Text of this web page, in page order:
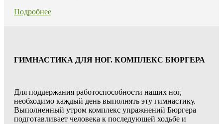
Подробнее
ГИМНАСТИКА ДЛЯ НОГ. КОМПЛЕКС БЮРГЕРА
Для поддержания работоспособности наших ног,
необходимо каждый день выполнять эту гимнастику.
Выполненный утром комплекс упражнений Бюргера
подготавливает человека к последующей ходьбе и